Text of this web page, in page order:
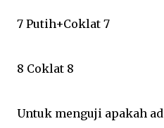
7 Putih+Coklat 7
8 Coklat 8
Untuk menguji apakah